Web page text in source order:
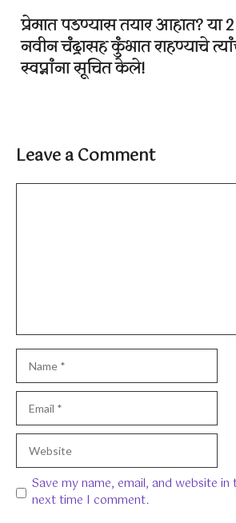
प्रेमात पडण्यास तयार आहात? या
नवीन चंद्रासह कुंभात राहण्याचे
स्वप्नांना सूचित केले!
Leave a Comment
Comment
Name
Email
Website
Save my name, email, and website
next time I comment.